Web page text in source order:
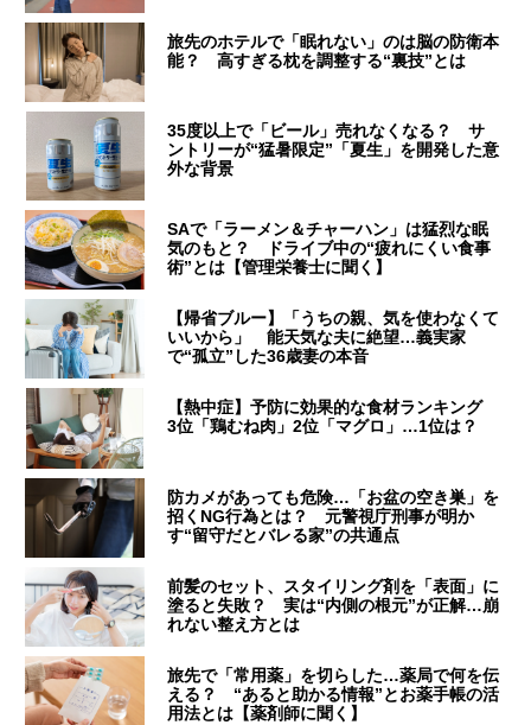
旅先のホテルで「眠れない」のは脳の防衛本
能？ 高すぎる枕を調整する“裏技”とは
35度以上で「ビール」売れなくなる？ サ
ントリーが“猛暑限定”「夏生」を開発した意
外な背景
SAで「ラーメン＆チャーハン」は猛烈な眠
気のもと？ ドライブ中の“疲れにくい食事
術”とは【管理栄養士に聞く】
【帰省ブルー】「うちの親、気を使わなくて
いいから」 能天気な夫に絶望…義実家
で“孤立”した36歳妻の本音
【熱中症】予防に効果的な食材ランキング
3位「鶏むね肉」2位「マグロ」…1位は？
防カメがあっても危険…「お盆の空き巣」を
招くNG行為とは？ 元警視庁刑事が明か
す“留守だとバレる家”の共通点
前髪のセット、スタイリング剤を「表面」に
塗ると失敗？ 実は“内側の根元”が正解…崩
れない整え方とは
旅先で「常用薬」を切らした…薬局で何を伝
える？ “あると助かる情報”とお薬手帳の活
用法とは【薬剤師に聞く】